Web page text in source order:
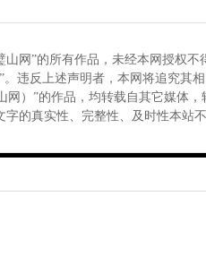
山网”的所有作品，未经本网授权
。违反上述声明者，本网将追究其
网）”的作品，均转载自其它媒体
的真实性、完整性、及时性本站